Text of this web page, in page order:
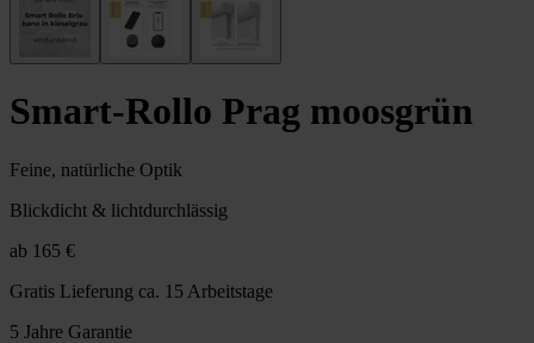
Smart-Rollo Prag moosgrün
Feine, natürliche Optik
Blickdicht & lichtdurchlässig
ab 165 €
Gratis Lieferung ca. 15 Arbeitstage
5 Jahre Garantie